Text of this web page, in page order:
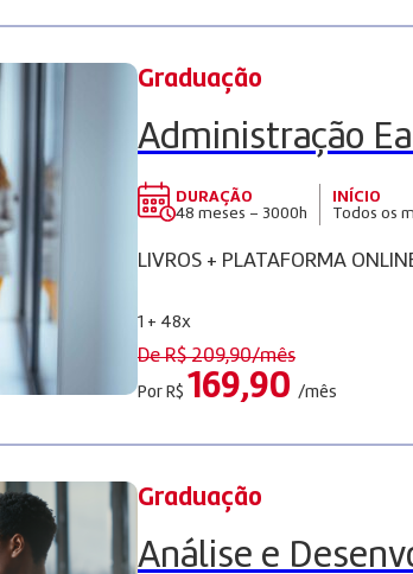
Graduação
Administração
DURAÇÃO
48 meses – 3000h
INÍCIO
Todos os
LIVROS + PLATAFORMA
1 + 48x
De R$209,90/mês
Por R$ 169,90 /mês
Graduação
Análise e